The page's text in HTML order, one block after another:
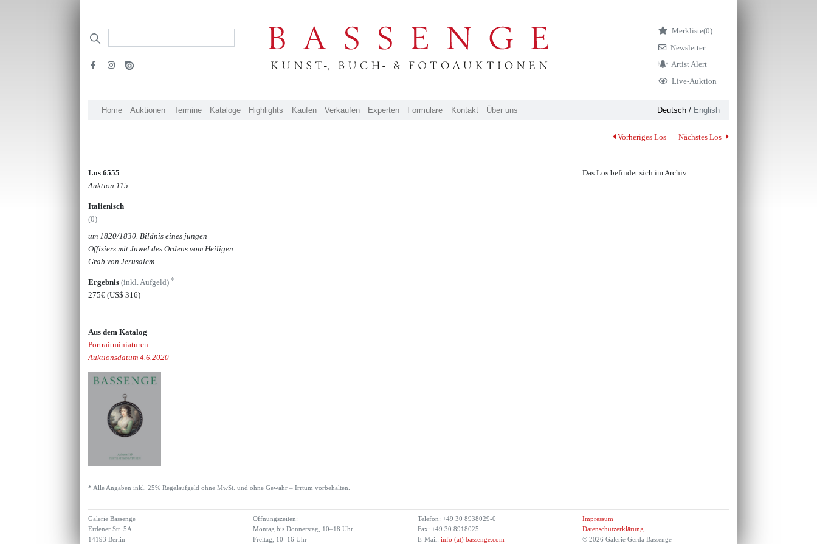
Merkliste(0)
Newsletter
Artist Alert
Live-Auktion
Home Auktionen Termine Kataloge Highlights Kaufen Verkaufen Experten Formulare Kontakt Über uns Deutsch/ English
Vorheriges Los Nächstes Los
Los 6555
Auktion 115
Italienisch
(0)
um 1820/1830. Bildnis eines jungen
Offiziers mit Juwel des Ordens vom Heiligen
Grab von Jerusalem
Ergebnis(inkl. Aufgeld)*
275€(US$ 316)
Aus dem Katalog
Portraitminiaturen
Auktionsdatum 4.6.2020
Das Los befindet sich im Archiv.
* Alle Angaben inkl. 25% Regelaufgeld ohne MwSt. und ohne Gewähr – Irrtum vorbehalten.
Galerie Bassenge
Erdener Str. 5A
14193 Berlin
Öffnungszeiten:
Montag bis Donnerstag, 10–18 Uhr,
Freitag, 10–16 Uhr
Telefon: +49 30 8938029-0
Fax: +49 30 8918025
E-Mail: info (at) bassenge.com
Impressum
Datenschutzerklärung
© 2026 Galerie Gerda Bassenge